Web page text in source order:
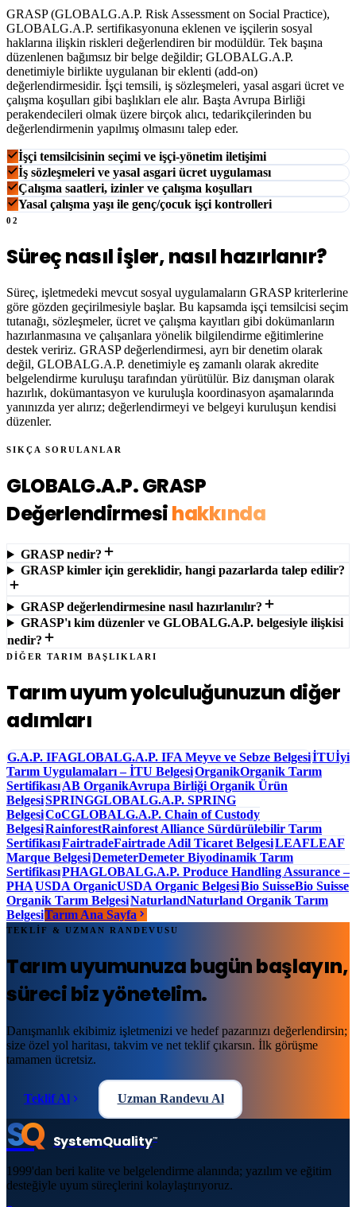
GRASP (GLOBALG.A.P. Risk Assessment on Social Practice),
GLOBALG.A.P. sertifikasyonuna eklenen ve işçilerin sosyal
haklarına ilişkin riskleri değerlendiren bir modüldür. Tek başına
düzenlenen bağımsız bir belge değildir; GLOBALG.A.P.
denetimiyle birlikte uygulanan bir eklenti (add-on)
değerlendirmesidir. İşçi temsili, iş sözleşmeleri, yasal asgari ücret ve
çalışma koşulları gibi başlıkları ele alır. Başta Avrupa Birliği
perakendecileri olmak üzere birçok alıcı, tedarikçilerinden bu
değerlendirmenin yapılmış olmasını talep eder.
İşçi temsilcisinin seçimi ve işçi-yönetim iletişimi
İş sözleşmeleri ve yasal asgari ücret uygulaması
Çalışma saatleri, izinler ve çalışma koşulları
Yasal çalışma yaşı ile genç/çocuk işçi kontrolleri
02
Süreç nasıl işler, nasıl hazırlanır?
Süreç, işletmedeki mevcut sosyal uygulamaların GRASP kriterlerine
göre gözden geçirilmesiyle başlar. Bu kapsamda işçi temsilcisi seçim
tutanağı, sözleşmeler, ücret ve çalışma kayıtları gibi dokümanların
hazırlanmasına ve çalışanlara yönelik bilgilendirme eğitimlerine
destek veririz. GRASP değerlendirmesi, ayrı bir denetim olarak
değil, GLOBALG.A.P. denetimiyle eş zamanlı olarak akredite
belgelendirme kuruluşu tarafından yürütülür. Biz danışman olarak
hazırlık, dokümantasyon ve kuruluşla koordinasyon aşamalarında
yanınızda yer alırız; değerlendirmeyi ve belgeyi kuruluşun kendisi
düzenler.
SIKÇA SORULANLAR
GLOBALG.A.P. GRASP
Değerlendirmesihakkında
GRASP nedir?
GRASP kimler için gereklidir, hangi pazarlarda talep edilir?
GRASP değerlendirmesine nasıl hazırlanılır?
GRASP'ı kim düzenler ve GLOBALG.A.P. belgesiyle ilişkisi
nedir?
DİĞER TARIM BAŞLIKLARI
Tarım uyum yolculuğunuzun diğer
adımları
G.A.P. IFAGLOBALG.A.P. IFA Meyve ve Sebze BelgesiİTUİyi
Tarım Uygulamaları – İTU BelgesiOrganikOrganik Tarım
SertifikasıAB OrganikAvrupa Birliği Organik Ürün
BelgesiSPRINGGLOBALG.A.P. SPRING
BelgesiCoCGLOBALG.A.P. Chain of Custody
BelgesiRainforestRainforest Alliance Sürdürülebilir Tarım
SertifikasıFairtradeFairtrade Adil Ticaret BelgesiLEAFLEAF
Marque BelgesiDemeterDemeter Biyodinamik Tarım
SertifikasıPHAGLOBALG.A.P. Produce Handling Assurance –
PHAUSDA OrganicUSDA Organic BelgesiBio SuisseBio Suisse
Organik Tarım BelgesiNaturlandNaturland Organik Tarım
BelgesiTarım Ana Sayfa
TEKLİF & UZMAN RANDEVUSU
Tarım uyumunuzabugün başlayın,
süreci biz yönetelim.
Danışmanlık ekibimiz işletmenizi ve hedef pazarınızı değerlendirsin;
size özel yol haritası, takvim ve net teklif çıkarsın. İlk görüşme
tamamen ücretsiz.
Teklif Al Uzman Randevu Al
SQ SystemQuality™
1999'dan beri kalite ve belgelendirme alanında; yazılım ve eğitim
desteğiyle uyum süreçlerini kolaylaştırıyoruz.